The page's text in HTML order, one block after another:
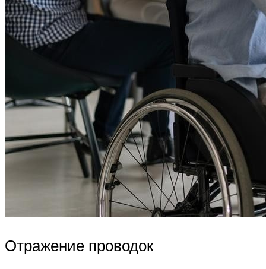
Отражение проводок